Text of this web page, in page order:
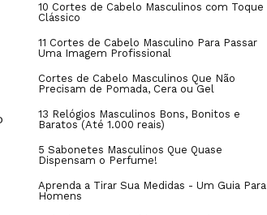
10 Cortes de Cabelo Masculinos com Toque
Clássico
11 Cortes de Cabelo Masculino Para Passar
Uma Imagem Profissional
Cortes de Cabelo Masculinos Que Não
Precisam de Pomada, Cera ou Gel
13 Relógios Masculinos Bons, Bonitos e
Baratos (Até 1.000 reais)
5 Sabonetes Masculinos Que Quase
Dispensam o Perfume!
Aprenda a Tirar Sua Medidas - Um Guia Para
Homens